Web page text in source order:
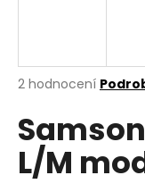
Průměrné
produktu
je
5,0
2 hodnocení
L/M
í
t
?